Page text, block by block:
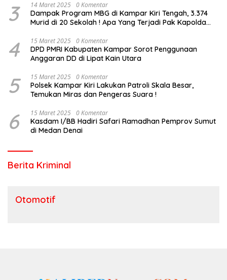
3 14 Maret 2025 0 Komentar
Dampak Program MBG di Kampar Kiri Tengah, 3.374
Murid di 20 Sekolah ! Apa Yang Terjadi Pak Kapolda
4 15 Maret 2025 0 Komentar
DPD PMRI Kabupaten Kampar Sorot Penggunaan
Anggaran DD di Lipat Kain Utara
5 15 Maret 2025 0 Komentar
Polsek Kampar Kiri Lakukan Patroli Skala Besar,
Temukan Miras dan Pengeras Suara !
6 15 Maret 2025 0 Komentar
Kasdam I/BB Hadiri Safari Ramadhan Pemprov Sumut
di Medan Denai
Berita Kriminal
Otomotif